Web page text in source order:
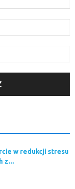
w redukcji stresu
z...